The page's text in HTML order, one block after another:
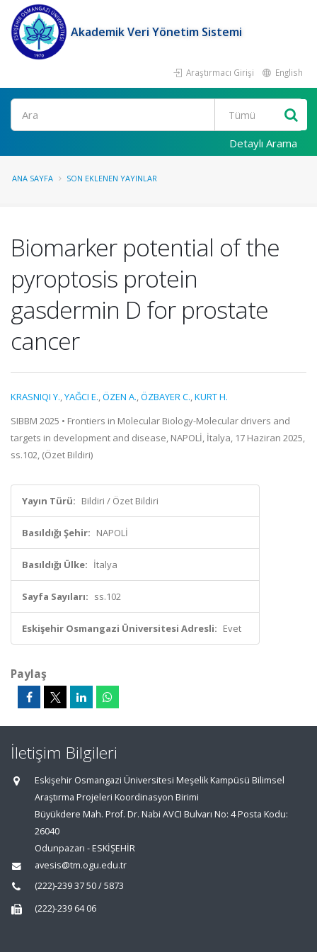
Akademik Veri Yönetim Sistemi
Araştırmacı Girişi English
Ara
Detaylı Arama
ANA SAYFA SON EKLENEN YAYINLAR
Biomarker potential of the
pyroptosis protein
gasdermin D for prostate
cancer
KRASNIQI Y.,YAĞCI E.,ÖZEN A.,ÖZBAYER C.,KURT H.
SIBBM 2025 • Frontiers in Molecular Biology-Molecular drivers and
targets in development and disease, NAPOLİ, İtalya, 17 Haziran 2025,
ss.102, (Özet Bildiri)
Yayın Türü: Bildiri / Özet Bildiri
Basıldığı Şehir: NAPOLİ
Basıldığı Ülke: İtalya
Sayfa Sayıları: ss.102
Eskişehir Osmangazi Üniversitesi Adresli: Evet
Paylaş
İletişim Bilgileri
Eskişehir Osmangazi Üniversitesi Meşelik Kampüsü Bilimsel
Araştırma Projeleri Koordinasyon Birimi
Büyükdere Mah. Prof. Dr. Nabi AVCI Bulvarı No: 4 Posta Kodu:
26040
Odunpazarı - ESKİŞEHİR
avesis@tm.ogu.edu.tr
(222)-239 37 50 / 5873
(222)-239 64 06